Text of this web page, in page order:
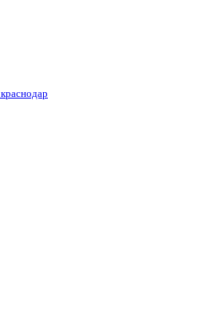
краснодар